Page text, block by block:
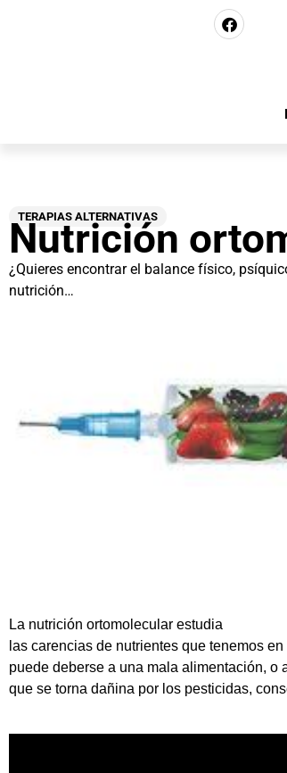
TERAPIAS ALTERNATIVAS
Nutrición
¿Quieres encontrar el balance físico,
nutrición…
La nutrición ortomolecular estudia
las carencias de nutrientes que tenemos
puede deberse a una mala alimentación,
que se torna dañina por los pesticidas,